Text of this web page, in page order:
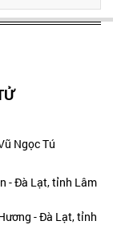
Ngọc Tú
- Đà Lạt, tỉnh Lâm
- Đà Lạt, tỉnh